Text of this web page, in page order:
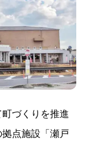
づくりを推進
点施設「瀬戸